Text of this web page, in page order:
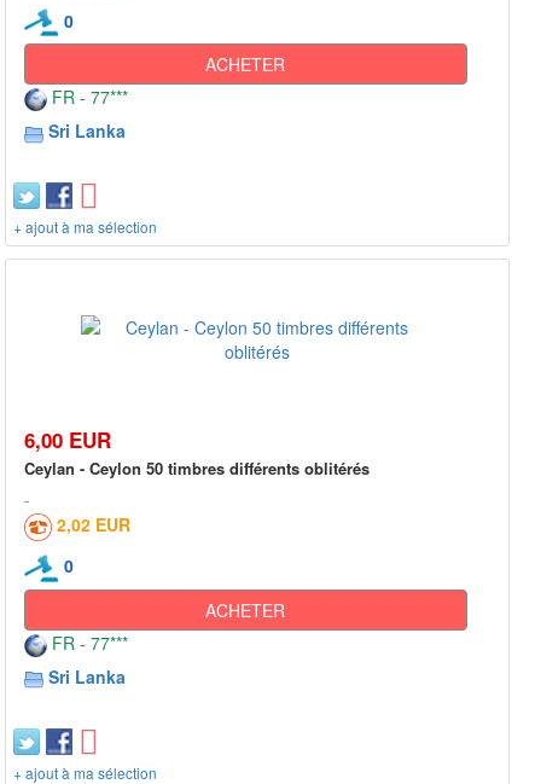
0
ACHETER
FR - 77***
Sri Lanka
+ ajout à ma sélection
6,00 EUR
Ceylan - Ceylon 50 timbres différents oblitérés
2,02 EUR
0
ACHETER
FR - 77***
Sri Lanka
+ ajout à ma sélection